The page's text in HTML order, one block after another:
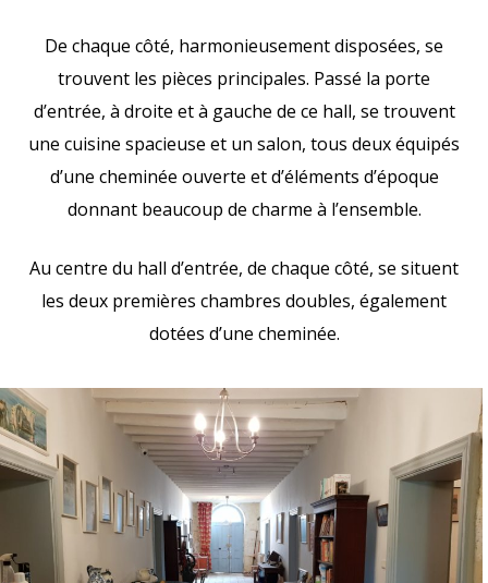
De chaque côté, harmonieusement disposées, se
trouvent les pièces principales. Passé la porte
d’entrée, à droite et à gauche de ce hall, se trouvent
une cuisine spacieuse et un salon, tous deux équipés
d’une cheminée ouverte et d’éléments d’époque
donnant beaucoup de charme à l’ensemble.
Au centre du hall d’entrée, de chaque côté, se situent
les deux premières chambres doubles, également
dotées d’une cheminée.